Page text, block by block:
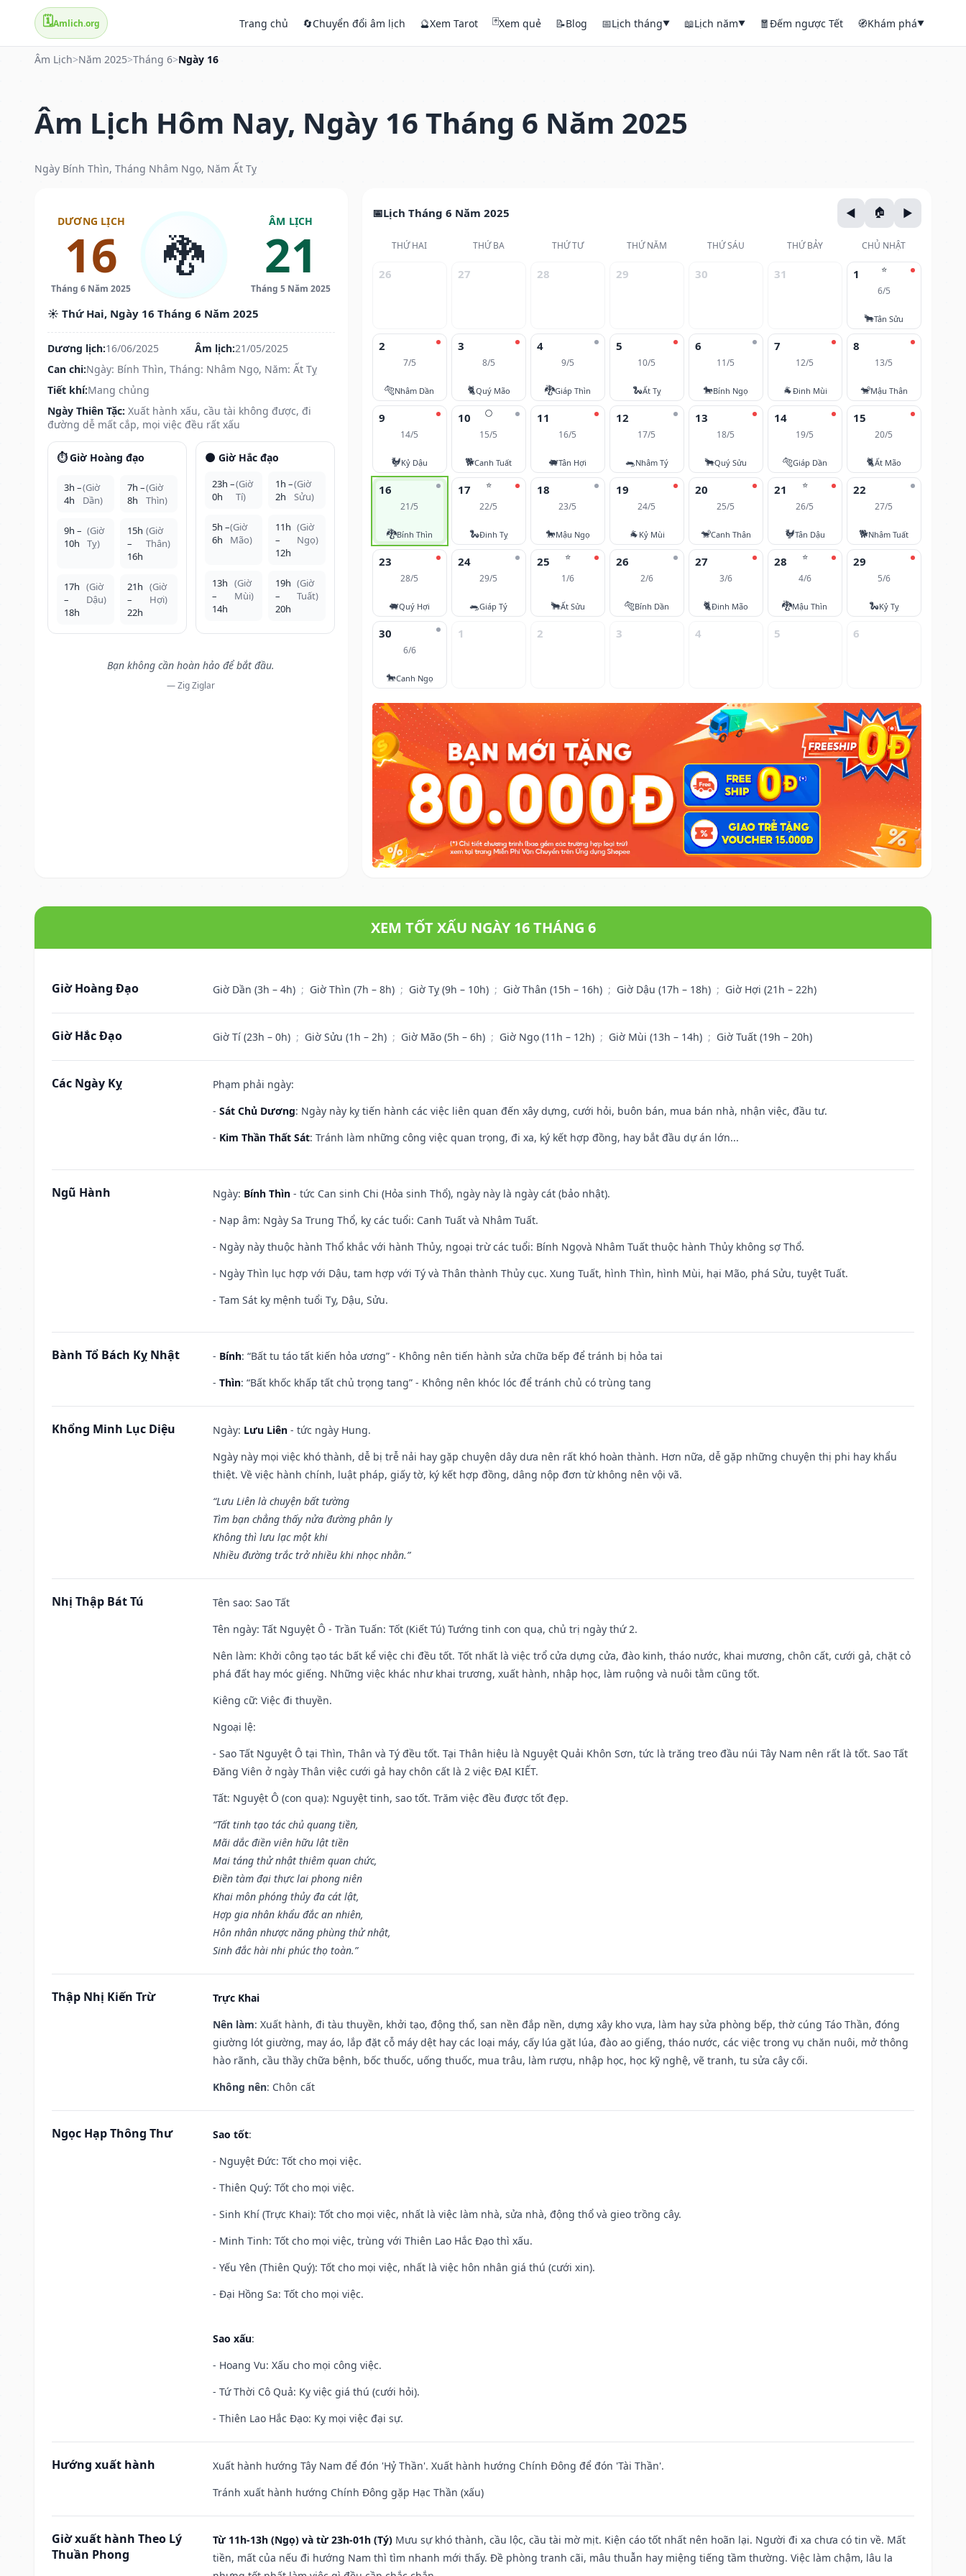
🗓️Amlich.org Trang chủ 🔄Chuyển đổi âm lịch 🔮Xem Tarot 🃏Xem quẻ 📝Blog 📅Lịch tháng▼ 📖Lịch năm▼ 🧧Đếm ngược Tết 🧭Khám phá▼
Âm Lịch>Năm 2025>Tháng 6>Ngày 16
Âm Lịch Hôm Nay, Ngày 16 Tháng 6 Năm 2025
Ngày Bính Thìn, Tháng Nhâm Ngọ, Năm Ất Tỵ
DƯƠNG LỊCH
16
Tháng 6 Năm 2025
🐉
ÂM LỊCH
21
Tháng 5 Năm 2025
☀️ Thứ Hai, Ngày 16 Tháng 6 Năm 2025
Dương lịch:16/06/2025 Âm lịch:21/05/2025
Can chi:Ngày: Bính Thìn, Tháng: Nhâm Ngọ, Năm: Ất Tỵ
Tiết khí:Mang chủng
Ngày Thiên Tặc: Xuất hành xấu, cầu tài không được, đi
đường dễ mất cắp, mọi việc đều rất xấu
⏱️ Giờ Hoàng đạo
3h –
4h
(Giờ
Dần)
7h –
8h
(Giờ
Thìn)
9h –
10h
(Giờ
Tỵ)
15h
–
16h
(Giờ
Thân)
17h
–
18h
(Giờ
Dậu)
21h
–
22h
(Giờ
Hợi)
🌑 Giờ Hắc đạo
23h –
0h
(Giờ
Tí)
1h –
2h
(Giờ
Sửu)
5h –
6h
(Giờ
Mão)
11h
–
12h
(Giờ
Ngọ)
13h
–
14h
(Giờ
Mùi)
19h
–
20h
(Giờ
Tuất)
Bạn không cần hoàn hảo để bắt đầu.
— Zig Ziglar
Lịch Tháng 6 Năm 2025
THỨ HAI THỨ BA THỨ TƯ THỨ NĂM THỨ SÁU THỨ BẢY CHỦ NHẬT
26 27 28 29 30 31 ⭐
1
6/5
🐂Tân Sửu
2
7/5
🐅Nhâm Dần
3
8/5
🐈Quý Mão
4
9/5
🐉Giáp Thìn
5
10/5
🐍Ất Tỵ
6
11/5
🐎Bính Ngọ
7
12/5
🐐Đinh Mùi
8
13/5
🐒Mậu Thân
9
14/5
🐓Kỷ Dậu
🌕
10
15/5
🐕Canh Tuất
11
16/5
🐖Tân Hợi
12
17/5
🐀Nhâm Tý
13
18/5
🐂Quý Sửu
14
19/5
🐅Giáp Dần
15
20/5
🐈Ất Mão
16
21/5
🐉Bính Thìn
⭐
17
22/5
🐍Đinh Tỵ
18
23/5
🐎Mậu Ngọ
19
24/5
🐐 Kỷ Mùi
20
25/5
🐒Canh Thân
⭐
21
26/5
🐓Tân Dậu
22
27/5
🐕Nhâm Tuất
23
28/5
🐖Quý Hợi
24
29/5
🐀Giáp Tý
⭐
25
1/6
🐂Ất Sửu
26
2/6
🐅Bính Dần
27
3/6
🐈Đinh Mão
⭐
28
4/6
🐉Mậu Thìn
29
5/6
🐍Kỷ Tỵ
30
6/6
🐎Canh Ngọ
1 2 3 4 5 6
XEM TỐT XẤU NGÀY 16 THÁNG 6
Giờ Hoàng Đạo Giờ Dần (3h – 4h) ; Giờ Thìn (7h – 8h) ; Giờ Tỵ (9h – 10h) ; Giờ Thân (15h – 16h) ; Giờ Dậu (17h – 18h) ; Giờ Hợi (21h – 22h)
Giờ Hắc Đạo Giờ Tí (23h – 0h) ; Giờ Sửu (1h – 2h) ; Giờ Mão (5h – 6h) ; Giờ Ngọ (11h – 12h) ; Giờ Mùi (13h – 14h) ; Giờ Tuất (19h – 20h)
Các Ngày Kỵ
Phạm phải ngày:
- Sát Chủ Dương: Ngày này kỵ tiến hành các việc liên quan đến xây dựng, cưới hỏi, buôn bán, mua bán nhà, nhận việc, đầu tư.
- Kim Thần Thất Sát: Tránh làm những công việc quan trọng, đi xa, ký kết hợp đồng, hay bắt đầu dự án lớn...
Ngũ Hành Ngày: Bính Thìn - tức Can sinh Chi (Hỏa sinh Thổ), ngày này là ngày cát (bảo nhật).
- Nạp âm: Ngày Sa Trung Thổ, kỵ các tuổi: Canh Tuất và Nhâm Tuất.
- Ngày này thuộc hành Thổ khắc với hành Thủy, ngoại trừ các tuổi: Bính Ngọvà Nhâm Tuất thuộc hành Thủy không sợ Thổ.
- Ngày Thìn lục hợp với Dậu, tam hợp với Tý và Thân thành Thủy cục. Xung Tuất, hình Thìn, hình Mùi, hại Mão, phá Sửu, tuyệt Tuất.
- Tam Sát kỵ mệnh tuổi Tỵ, Dậu, Sửu.
Bành Tổ Bách Kỵ Nhật - Bính: “Bất tu táo tất kiến hỏa ương” - Không nên tiến hành sửa chữa bếp để tránh bị hỏa tai
- Thìn: “Bất khốc khấp tất chủ trọng tang” - Không nên khóc lóc để tránh chủ có trùng tang
Khổng Minh Lục Diệu Ngày: Lưu Liên - tức ngày Hung.
Ngày này mọi việc khó thành, dễ bị trễ nải hay gặp chuyện dây dưa nên rất khó hoàn thành. Hơn nữa, dễ gặp những chuyện thị phi hay khẩu
thiệt. Về việc hành chính, luật pháp, giấy tờ, ký kết hợp đồng, dâng nộp đơn từ không nên vội vã.
“Lưu Liên là chuyện bất tường
Tìm bạn chẳng thấy nửa đường phân ly
Không thì lưu lạc một khi
Nhiều đường trắc trở nhiều khi nhọc nhằn.”
Nhị Thập Bát Tú Tên sao: Sao Tất
Tên ngày: Tất Nguyệt Ô - Trần Tuấn: Tốt (Kiết Tú) Tướng tinh con quạ, chủ trị ngày thứ 2.
Nên làm: Khởi công tạo tác bất kể việc chi đều tốt. Tốt nhất là việc trổ cửa dựng cửa, đào kinh, tháo nước, khai mương, chôn cất, cưới gả, chặt cỏ
phá đất hay móc giếng. Những việc khác như khai trương, xuất hành, nhập học, làm ruộng và nuôi tằm cũng tốt.
Kiêng cữ: Việc đi thuyền.
Ngoại lệ:
- Sao Tất Nguyệt Ô tại Thìn, Thân và Tý đều tốt. Tại Thân hiệu là Nguyệt Quải Khôn Sơn, tức là trăng treo đầu núi Tây Nam nên rất là tốt. Sao Tất
Đăng Viên ở ngày Thân việc cưới gả hay chôn cất là 2 việc ĐẠI KIẾT.
Tất: Nguyệt Ô (con quạ): Nguyệt tinh, sao tốt. Trăm việc đều được tốt đẹp.
“Tất tinh tạo tác chủ quang tiền,
Mãi dắc điền viên hữu lật tiền
Mai táng thử nhật thiêm quan chức,
Điền tàm đại thực lai phong niên
Khai môn phóng thủy đa cát lật,
Hợp gia nhân khẩu đắc an nhiên,
Hôn nhân nhược năng phùng thử nhật,
Sinh đắc hài nhi phúc thọ toàn.”
Thập Nhị Kiến Trừ
Trực Khai
Nên làm: Xuất hành, đi tàu thuyền, khởi tạo, động thổ, san nền đắp nền, dựng xây kho vựa, làm hay sửa phòng bếp, thờ cúng Táo Thần, đóng
giường lót giường, may áo, lắp đặt cỗ máy dệt hay các loại máy, cấy lúa gặt lúa, đào ao giếng, tháo nước, các việc trong vụ chăn nuôi, mở thông
hào rãnh, cầu thầy chữa bệnh, bốc thuốc, uống thuốc, mua trâu, làm rượu, nhập học, học kỹ nghệ, vẽ tranh, tu sửa cây cối.
Không nên: Chôn cất
Ngọc Hạp Thông Thư Sao tốt:
- Nguyệt Đức: Tốt cho mọi việc.
- Thiên Quý: Tốt cho mọi việc.
- Sinh Khí (Trực Khai): Tốt cho mọi việc, nhất là việc làm nhà, sửa nhà, động thổ và gieo trồng cây.
- Minh Tinh: Tốt cho mọi việc, trùng với Thiên Lao Hắc Đạo thì xấu.
- Yếu Yên (Thiên Quý): Tốt cho mọi việc, nhất là việc hôn nhân giá thú (cưới xin).
- Đại Hồng Sa: Tốt cho mọi việc.
Sao xấu:
- Hoang Vu: Xấu cho mọi công việc.
- Tứ Thời Cô Quả: Kỵ việc giá thú (cưới hỏi).
- Thiên Lao Hắc Đạo: Kỵ mọi việc đại sự.
Hướng xuất hành
Xuất hành hướng Tây Nam để đón 'Hỷ Thần'. Xuất hành hướng Chính Đông để đón 'Tài Thần'.
Tránh xuất hành hướng Chính Đông gặp Hạc Thần (xấu)
Giờ xuất hành Theo Lý
Thuần Phong
Từ 11h-13h (Ngọ) và từ 23h-01h (Tý) Mưu sự khó thành, cầu lộc, cầu tài mờ mịt. Kiện cáo tốt nhất nên hoãn lại. Người đi xa chưa có tin về. Mất
tiền, mất của nếu đi hướng Nam thì tìm nhanh mới thấy. Đề phòng tranh cãi, mâu thuẫn hay miệng tiếng tầm thường. Việc làm chậm, lâu la